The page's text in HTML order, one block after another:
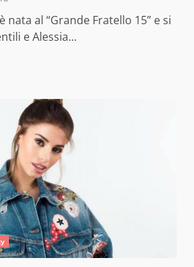
nata al “Grande Fratello 15” e si
e Alessia...